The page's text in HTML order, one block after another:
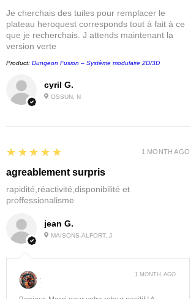
cyril G.
OSSUN, N
Je cherchais des tuiles pour remplacer le
plateau heroquest corresponds tout à fait à ce
que je recherchais. J attends maintenant la
version verte
Product: Dungeon Fusion – Système modulaire 2D/3D
jean G.
MAISONS-ALFORT, J
5
★★★★★
agreablement surpris
rapidité,réactivité,disponibilité et
proffessionalisme
1 MONTH AGO
:
1 MONTH AGO